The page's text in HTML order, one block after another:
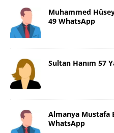
Muhammed
49 WhatsApp
Sultan Hanım 57
Almanya Mustafa
WhatsApp